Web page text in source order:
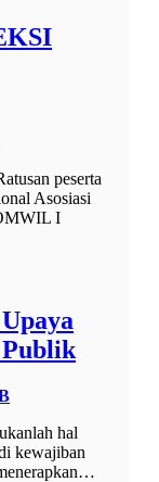
peserta
Asosiasi
I
hal
kewajiban